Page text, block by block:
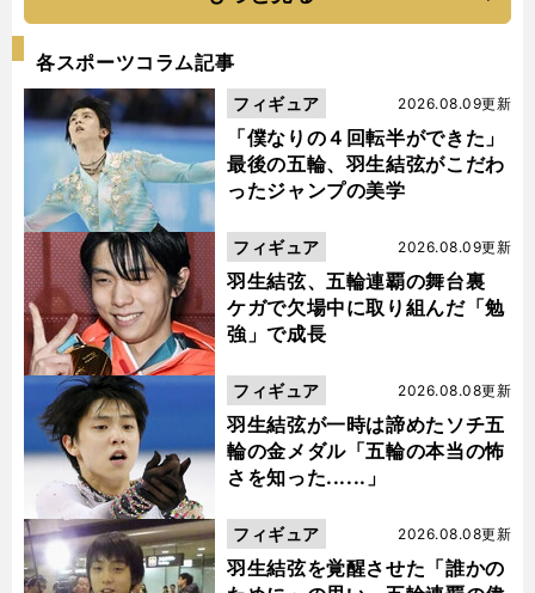
各スポーツコラム記事
「僕なりの４回転半ができた」
最後の五輪、羽生結弦がこだわ
ったジャンプの美学
2026.08.09更新
フィギュア
羽生結弦、五輪連覇の舞台裏
ケガで欠場中に取り組んだ「勉
強」で成長
2026.08.09更新
フィギュア
羽生結弦が一時は諦めたソチ五
輪の金メダル「五輪の本当の怖
さを知った......」
2026.08.08更新
フィギュア
羽生結弦を覚醒させた「誰かの
2026.08.08更新
フィギュア